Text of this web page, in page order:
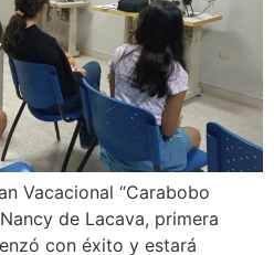
Vacacional “Carabobo
de Lacava, primera
con éxito y estará